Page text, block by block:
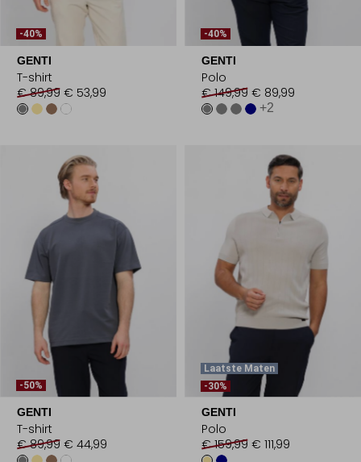
-40%
GENTI
T-shirt
€ 89,99 € 53,99
-40%
GENTI
Polo
€ 149,99 € 89,99
+2
-50%
GENTI
T-shirt
€ 89,99 € 44,99
Laatste Maten
-30%
GENTI
Polo
€ 159,99 € 111,99